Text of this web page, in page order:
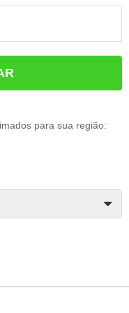
para sua região: